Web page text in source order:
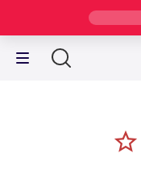
star_border